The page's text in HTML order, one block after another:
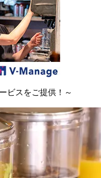
ビスをご提供！～